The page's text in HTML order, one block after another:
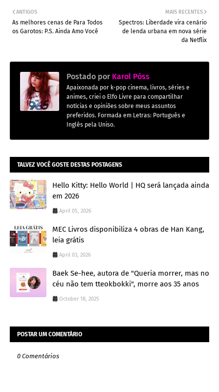
MAIS RECENTES
Spectros: Liberdade vira cenário
de lenda urbana em nova série
da Netflix
ANTIGOS
As melhores cenas de Para Todos
os Garotos: P.S. Ainda Amo Você
Postado por Karol Póss
Apaixonada por k-pop cinema, livros, séries e
animes, criei o Elfo Livre para compartilhar
notícias e opiniões sobre meus assuntos
preferidos. Formada em Letras: Português e
Inglês pela Uniso.
TALVEZ VOCÊ GOSTE DESTAS POSTAGENS
Hello Kitty: Hello World | HQ será lançada ainda
em 2026
April 05, 2026
MEC Livros disponibiliza 4 obras de Han Kang,
leia grátis
April 03, 2026
Baek Se-hee, autora de "Queria morrer, mas no
céu não tem tteokbokki", morre aos 35 anos
October 18, 2025
POSTAR UM COMENTÁRIO
0 Comentários